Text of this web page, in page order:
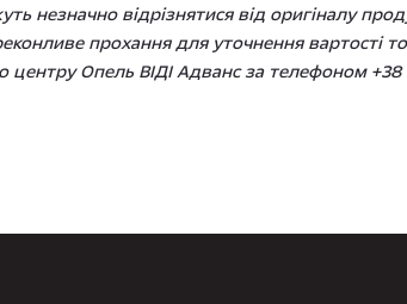
незначно відрізнятися від оригіналу
прохання для уточнення вартості
центру Опель ВІДІ Адванс за телефоном